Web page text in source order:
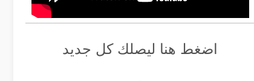
اضغط هنا ليصلك كل جديد